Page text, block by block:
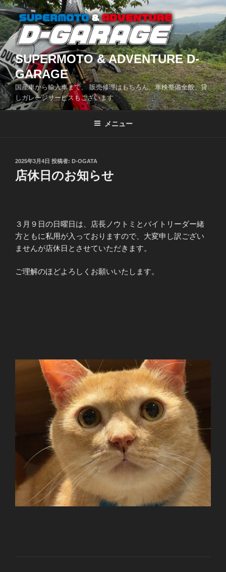
コ
ン
テ
ン
ツ
へ
ス
キ
ッ
SUPERMOTO & ADVENTURE D-
GARAGE
国産車から輸入車まで、 販売修理はもちろん、車検整備全般、貸
しガレージサービスもございます
メニュー
投
稿
日:
2025年3月4日 投稿者: D-OGATA
店休日のお知らせ
３月９日の日曜日は、店長ノウトミとバイトリーダー緒
方ともに私用が入っておりますので、大変申し訳ござい
ませんが店休日とさせていただきます。
ご理解のほどよろしくお願いいたします。